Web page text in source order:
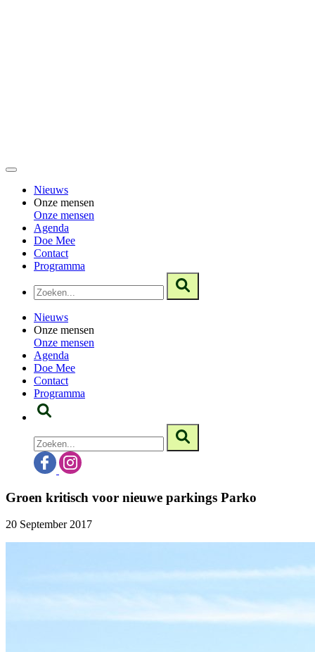
Nieuws
Onze mensen
Onze mensen
Agenda
Doe Mee
Contact
Programma
Nieuws
Onze mensen
Onze mensen
Agenda
Doe Mee
Contact
Programma
Groen kritisch voor nieuwe parkings Parko
20 September 2017